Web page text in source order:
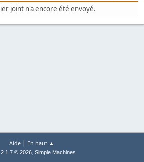
joint n'a encore été envoyé.
Aide | En haut ▲
2.1.7 © 2026, Simple Machines